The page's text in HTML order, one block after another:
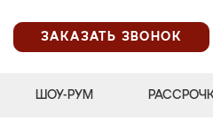
ЗАКАЗАТЬ ЗВОНОК
ШОУ-РУМ